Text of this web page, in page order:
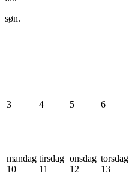
søn.
3 4 5 6
mandag
10
tirsdag
11
onsdag
12
torsdag
13